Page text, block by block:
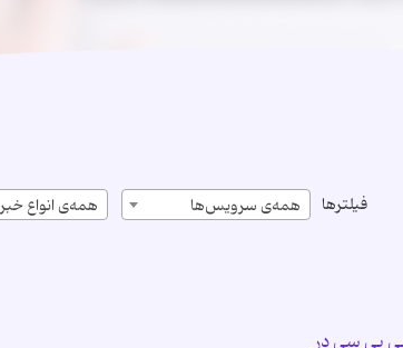
فیلترها همه‌ی سرویس‌ها همه‌ی انواع خبر